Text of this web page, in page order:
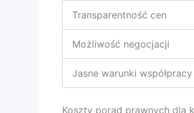
Transparentność cen
Możliwość negocjacji
Jasne warunki współpracy
Koszty porad prawnych dla